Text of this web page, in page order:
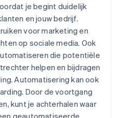
je begint duidelijk
en jouw bedrijf.
voor marketing en
op sociale media. Ook
die potentiële
helpen en bijdragen
Automatisering kan ook
Door de voortgang
kunt je achterhalen waar